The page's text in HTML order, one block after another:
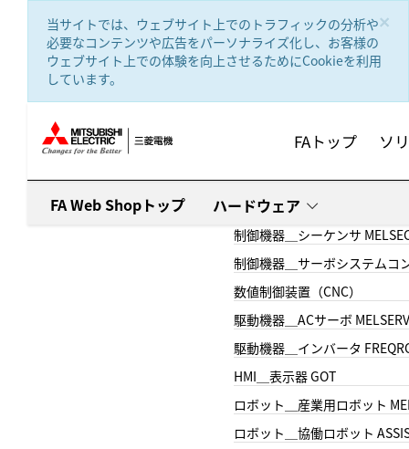
×
当サイトでは、ウェブサイト上でのトラフィックの分析や
必要なコンテンツや広告をパーソナライズ化し、お客様の
ウェブサイト上での体験を向上させるためにCookieを利用
しています。
FAトップ ソ
FA Web Shopトップ ハードウェア
制御機器＿シーケンサ
制御機器＿サーボシステムコ
数値制御装置（CNC）
駆動機器＿ACサーボ
駆動機器＿インバータ
HMI＿表示器 GOT
ロボット＿産業用ロボット
ロボット＿協働ロボット